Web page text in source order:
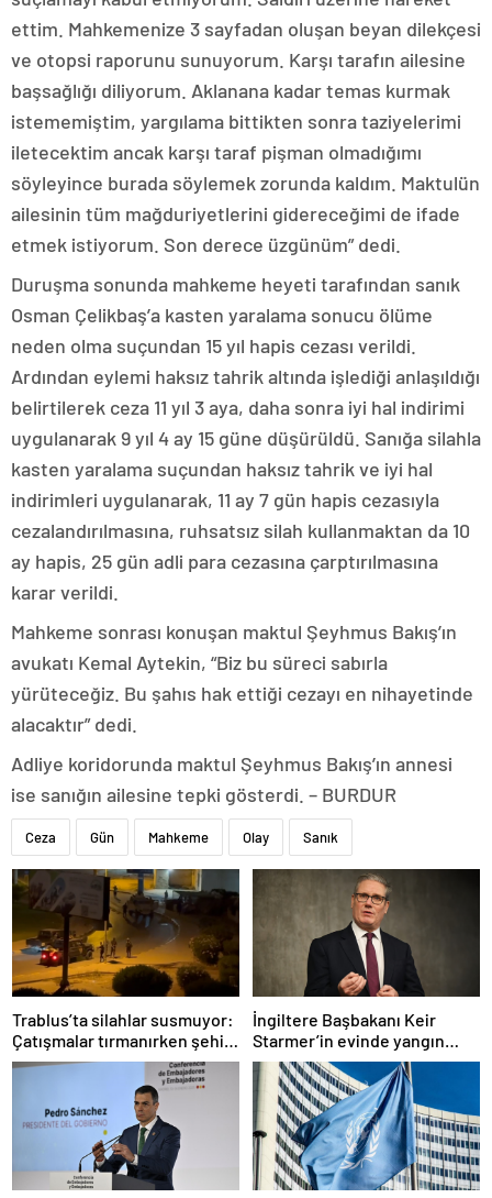
ettim. Mahkemenize 3 sayfadan oluşan beyan dilekçesi
ve otopsi raporunu sunuyorum. Karşı tarafın ailesine
başsağlığı diliyorum. Aklanana kadar temas kurmak
istememiştim, yargılama bittikten sonra taziyelerimi
iletecektim ancak karşı taraf pişman olmadığımı
söyleyince burada söylemek zorunda kaldım. Maktulün
ailesinin tüm mağduriyetlerini gidereceğimi de ifade
etmek istiyorum. Son derece üzgünüm” dedi.
Duruşma sonunda mahkeme heyeti tarafından sanık
Osman Çelikbaş’a kasten yaralama sonucu ölüme
neden olma suçundan 15 yıl hapis cezası verildi.
Ardından eylemi haksız tahrik altında işlediği anlaşıldığı
belirtilerek ceza 11 yıl 3 aya, daha sonra iyi hal indirimi
uygulanarak 9 yıl 4 ay 15 güne düşürüldü. Sanığa silahla
kasten yaralama suçundan haksız tahrik ve iyi hal
indirimleri uygulanarak, 11 ay 7 gün hapis cezasıyla
cezalandırılmasına, ruhsatsız silah kullanmaktan da 10
ay hapis, 25 gün adli para cezasına çarptırılmasına
karar verildi.
Mahkeme sonrası konuşan maktul Şeyhmus Bakış’ın
avukatı Kemal Aytekin, “Biz bu süreci sabırla
yürüteceğiz. Bu şahıs hak ettiği cezayı en nihayetinde
alacaktır” dedi.
Adliye koridorunda maktul Şeyhmus Bakış’ın annesi
ise sanığın ailesine tepki gösterdi. – BURDUR
Ceza Gün Mahkeme Olay Sanık
Trablus’ta silahlar susmuyor:
Çatışmalar tırmanırken şehir
alarmda
İngiltere Başbakanı Keir
Starmer’in evinde yangın
çıktı